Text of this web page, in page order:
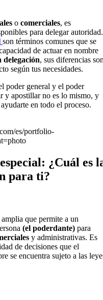
o comerciales, es
para delegar autoridad.
son términos comunes que se
de actuar en nombre
delegación, sus diferencias
según tus necesidades.
poder general y el poder
y apostillar no es lo mismo, y
en todo el proceso.
es/portfolio-
¿Cuál es
para ti?
que permite a un
(el poderdante) para
y administrativas. Es
de decisiones que el
se encuentra sujeto a las